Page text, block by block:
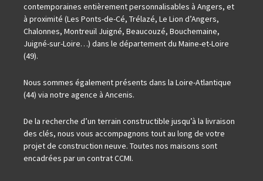
contemporaines entièrement personnalisables à Angers, et
à proximité (Les Ponts-de-Cé, Trélazé, Le Lion d’Angers,
Chalonnes, Montreuil Juigné, Beaucouzé, Bouchemaine,
Juigné-sur-Loire…) dans le département du Maine-et-Loire
(49).
Nous sommes également présents dans la Loire-Atlantique
(44) via notre agence à Ancenis.
De la recherche d’un terrain constructible jusqu’à la livraison
des clés, nous vous accompagnons tout au long de votre
projet de construction neuve. Toutes nos maisons sont
encadrées par un contrat CCMI.